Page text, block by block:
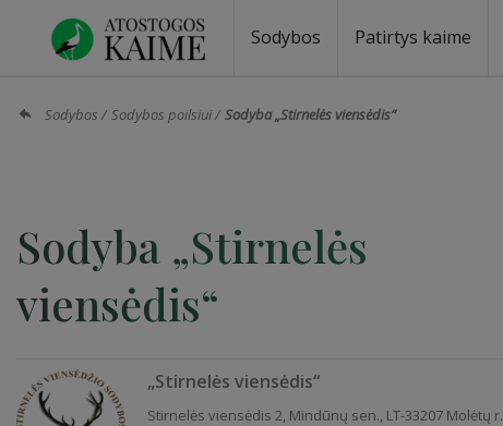
Sodybos Patirtys kaime
Sodybos Sodybos poilsiui Sodyba „Stirnelės viensėdis“
Sodyba „Stirnelės
viensėdis“
„Stirnelės viensėdis“
Stirnelės viensėdis 2, Mindūnų sen., LT-33207 Molėtų r.